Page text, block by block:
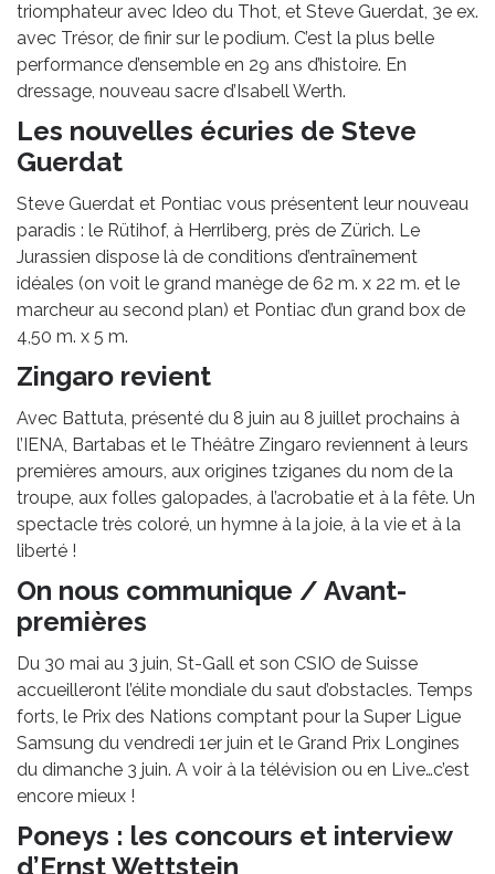
triomphateur avec Ideo du Thot, et Steve Guerdat, 3e ex.
avec Trésor, de finir sur le podium. C’est la plus belle
performance d’ensemble en 29 ans d’histoire. En
dressage, nouveau sacre d’Isabell Werth.
Les nouvelles écuries de Steve
Guerdat
Steve Guerdat et Pontiac vous présentent leur nouveau
paradis : le Rütihof, à Herrliberg, près de Zürich. Le
Jurassien dispose là de conditions d’entraînement
idéales (on voit le grand manège de 62 m. x 22 m. et le
marcheur au second plan) et Pontiac d’un grand box de
4,50 m. x 5 m.
Zingaro revient
Avec Battuta, présenté du 8 juin au 8 juillet prochains à
l’IENA, Bartabas et le Théâtre Zingaro reviennent à leurs
premières amours, aux origines tziganes du nom de la
troupe, aux folles galopades, à l’acrobatie et à la fête. Un
spectacle très coloré, un hymne à la joie, à la vie et à la
liberté !
On nous communique / Avant-
premières
Du 30 mai au 3 juin, St-Gall et son CSIO de Suisse
accueilleront l’élite mondiale du saut d’obstacles. Temps
forts, le Prix des Nations comptant pour la Super Ligue
Samsung du vendredi 1er juin et le Grand Prix Longines
du dimanche 3 juin. A voir à la télévision ou en Live…c’est
encore mieux !
Poneys : les concours et interview
d’Ernst Wettstein